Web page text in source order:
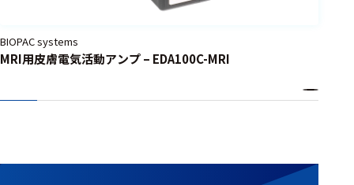
BIOPAC systems
MRI用皮膚電気活動アンプ – EDA100C-MRI